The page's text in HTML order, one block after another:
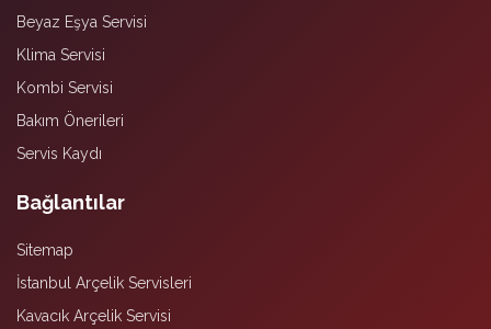
Beyaz Eşya Servisi
Klima Servisi
Kombi Servisi
Bakım Önerileri
Servis Kaydı
Bağlantılar
Sitemap
İstanbul Arçelik Servisleri
Kavacık Arçelik Servisi